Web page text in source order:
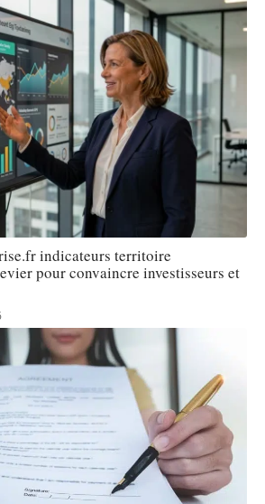
indicateurs territoire
pour convaincre investisseurs et